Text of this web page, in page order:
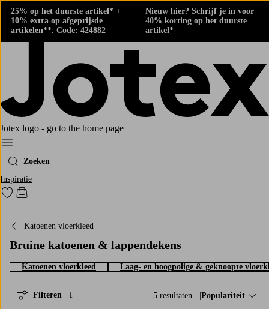
25% op het duurste artikel* +
10% extra op afgeprijsde
artikelen**. Code: 424882
Nieuw hier? Schrijf je in voor
40% korting op het duurste
artikel*
Jotex logo - go to the home page
Menu
Zoeken
Inspiratie
Ga naar favoriet gemarkeerde producten
Go to checkout
Katoenen vloerkleed
Bruine katoenen & lappendekens
Katoenen vloerkleed Laag- en hoogpolige & geknoopte
5 resultaten Sorteer op:
Populariteit
Filteren 1